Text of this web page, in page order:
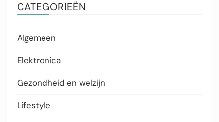
CATEGORIEËN
Algemeen
Elektronica
Gezondheid en welzijn
Lifestyle